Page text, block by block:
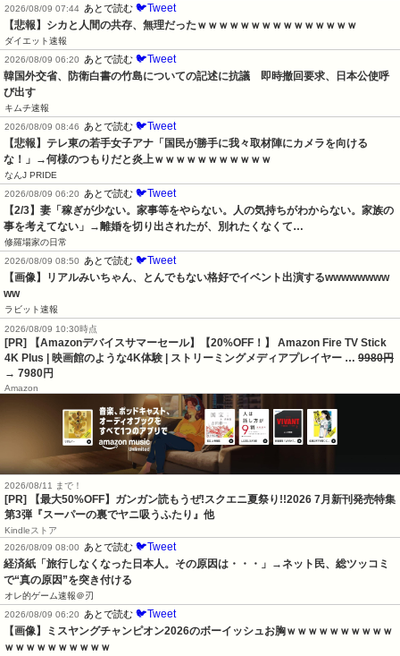
2026/08/09 07:44 あとで読む 🐦Tweet
【悲報】シカと人間の共存、無理だったｗｗｗｗｗｗｗｗｗｗｗｗｗｗｗ
ダイエット速報
2026/08/09 06:20
あとで読む 🐦Tweet
韓国外交省、防衛白書の竹島についての記述に抗議　即時撤回要求、日本公使呼
び出す
キムチ速報
2026/08/09 08:46
あとで読む 🐦Tweet
【悲報】テレ東の若手女子アナ「国民が勝手に我々取材陣にカメラを向ける
な！」→何様のつもりだと炎上ｗｗｗｗｗｗｗｗｗｗｗ
なんJ PRIDE
2026/08/09 06:20
あとで読む 🐦Tweet
【2/3】妻「稼ぎが少ない。家事等をやらない。人の気持ちがわからない。家族の
事を考えてない」→離婚を切り出されたが、別れたくなくて…
修羅場家の日常
2026/08/09 08:50
あとで読む 🐦Tweet
【画像】リアルみいちゃん、とんでもない格好でイベント出演するwwwwwwww
ww
ラビット速報
2026/08/09 10:30時点
[PR] 【Amazonデバイスサマーセール】【20%OFF！】 Amazon Fire TV Stick
4K Plus | 映画館のような4K体験 | ストリーミングメディアプレイヤー … 9980円
→ 7980円
Amazon
2026/08/11 まで！
[PR] 【最大50%OFF】ガンガン読もうぜ!スクエニ夏祭り!!2026 7月新刊発売特集
第3弾『スーパーの裏でヤニ吸うふたり』他
Kindleストア
2026/08/09 08:00
あとで読む 🐦Tweet
経済紙「旅行しなくなった日本人。その原因は・・・」→ネット民、総ツッコミ
で“真の原因”を突き付ける
オレ的ゲーム速報＠刃
2026/08/09 06:20
あとで読む 🐦Tweet
【画像】ミスヤングチャンピオン2026のボーイッシュお胸ｗｗｗｗｗｗｗｗｗｗ
ｗｗｗｗｗｗｗｗｗｗ